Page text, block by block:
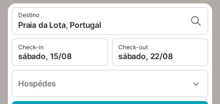
Destino
Praia da Lota, Portugal
Check-in
sábado, 15/08
Check-out
sábado, 22/08
Hospédes